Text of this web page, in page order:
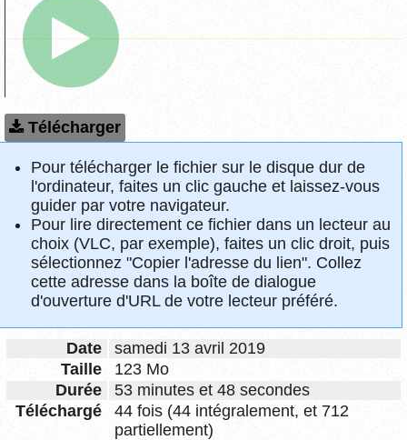
Télécharger
Pour télécharger le fichier sur le disque dur de
l'ordinateur, faites un clic gauche et laissez-vous
guider par votre navigateur.
Pour lire directement ce fichier dans un lecteur au
choix (VLC, par exemple), faites un clic droit, puis
sélectionnez "Copier l'adresse du lien". Collez
cette adresse dans la boîte de dialogue
d'ouverture d'URL de votre lecteur préféré.
Date
samedi 13 avril 2019
Taille
123 Mo
Durée
53 minutes et 48 secondes
Téléchargé
44 fois (44 intégralement, et 712
partiellement)